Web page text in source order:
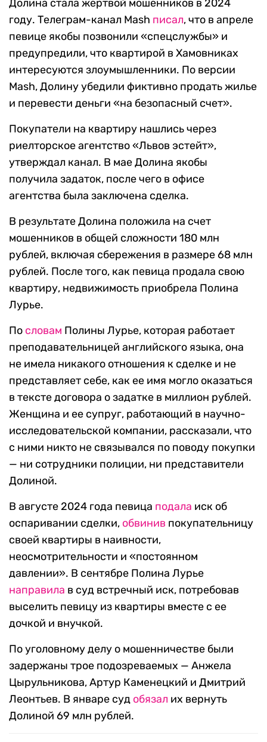
Долина стала жертвой мошенников в 2024
году. Телеграм-канал Mash писал, что в апреле
певице якобы позвонили «спецслужбы» и
предупредили, что квартирой в Хамовниках
интересуются злоумышленники. По версии
Mash, Долину убедили фиктивно продать жилье
и перевести деньги «на безопасный счет».
Покупатели на квартиру нашлись через
риелторское агентство «Львов эстейт»,
утверждал канал. В мае Долина якобы
получила задаток, после чего в офисе
агентства была заключена сделка.
В результате Долина положила на счет
мошенников в общей сложности 180 млн
рублей, включая сбережения в размере 68 млн
рублей. После того, как певица продала свою
квартиру, недвижимость приобрела Полина
Лурье.
По словам Полины Лурье, которая работает
преподавательницей английского языка, она
не имела никакого отношения к сделке и не
представляет себе, как ее имя могло оказаться
в тексте договора о задатке в миллион рублей.
Женщина и ее супруг, работающий в научно-
исследовательской компании, рассказали, что
с ними никто не связывался по поводу покупки
— ни сотрудники полиции, ни представители
Долиной.
В августе 2024 года певица подала иск об
оспаривании сделки, обвинив покупательницу
своей квартиры в наивности,
неосмотрительности и «постоянном
давлении». В сентябре Полина Лурье
направила в суд встречный иск, потребовав
выселить певицу из квартиры вместе с ее
дочкой и внучкой.
По уголовному делу о мошенничестве были
задержаны трое подозреваемых — Анжела
Цырульникова, Артур Каменецкий и Дмитрий
Леонтьев. В январе суд обязал их вернуть
Долиной 69 млн рублей.